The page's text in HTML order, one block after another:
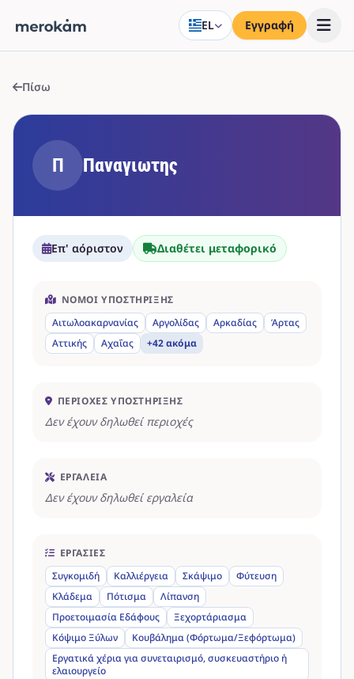
EL Εγγραφή
Πίσω
Π Παναγιωτης
Επ' αόριστον Διαθέτει μεταφορικό
ΝΟΜΟΊ ΥΠΟΣΤΉΡΙΞΗΣ
Αιτωλοακαρνανίας
Αργολίδας Αρκαδίας
Άρτας
Αττικής
Αχαΐας +42 ακόμα
ΠΕΡΙΟΧΈΣ ΥΠΟΣΤΉΡΙΞΗΣ
Δεν έχουν δηλωθεί περιοχές
ΕΡΓΑΛΕΊΑ
Δεν έχουν δηλωθεί εργαλεία
ΕΡΓΑΣΊΕΣ
Συγκομιδή
Καλλιέργεια Σκάψιμο
Φύτευση
Κλάδεμα
Πότισμα
Λίπανση
Προετοιμασία Εδάφους
Ξεχορτάριασμα
Κόψιμο Ξύλων
Κουβάλημα (Φόρτωμα/Ξεφόρτωμα)
Εργατικά χέρια για συνεταιρισμό, συσκευαστήριο ή
ελαιουργείο